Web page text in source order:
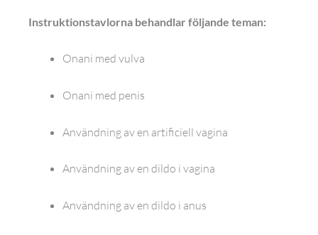
Instruktionstavlorna behandlar följande teman:
Onani med vulva
Onani med penis
Användning av en artificiell vagina
Användning av en dildo i vagina
Användning av en dildo i anus